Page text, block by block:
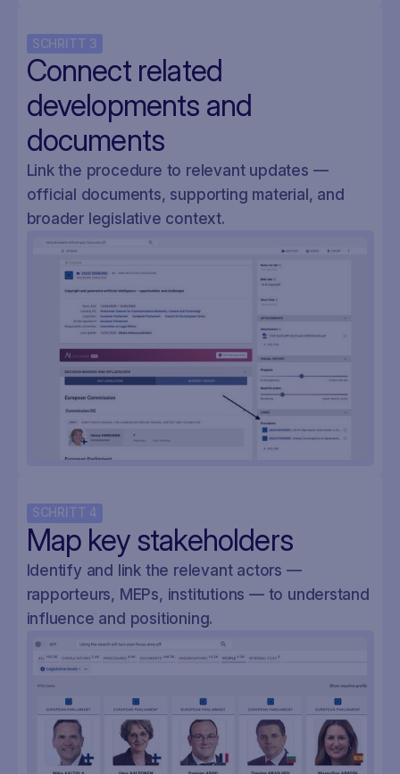
SCHRITT 3
Connect related
developments and
documents
Link the procedure to relevant updates —
official documents, supporting material, and
broader legislative context.
SCHRITT 4
Map key stakeholders
Identify and link the relevant actors —
rapporteurs, MEPs, institutions — to understand
influence and positioning.